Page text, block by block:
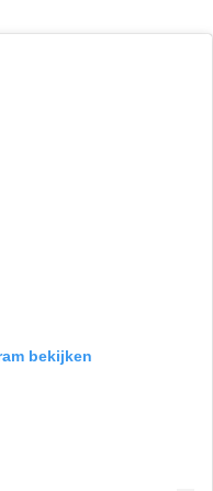
bekijken